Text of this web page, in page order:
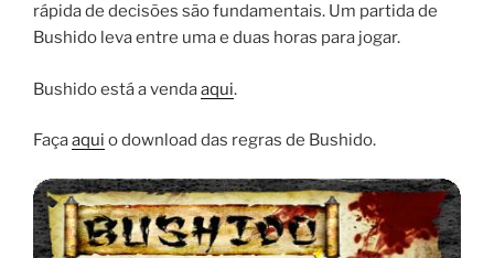
rápida de decisões são fundamentais. Um partida de
Bushido leva entre uma e duas horas para jogar.
Bushido está a vendaaqui.
Façaaqui o download das regras de Bushido.